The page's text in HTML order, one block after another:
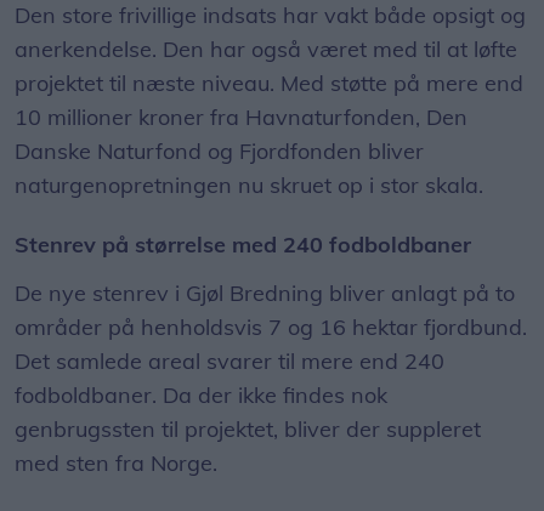
Den store frivillige indsats har vakt både opsigt og
anerkendelse. Den har også været med til at løfte
projektet til næste niveau. Med støtte på mere end
10 millioner kroner fra Havnaturfonden, Den
Danske Naturfond og Fjordfonden bliver
naturgenopretningen nu skruet op i stor skala.
Stenrev på størrelse med 240 fodboldbaner
De nye stenrev i Gjøl Bredning bliver anlagt på to
områder på henholdsvis 7 og 16 hektar fjordbund.
Det samlede areal svarer til mere end 240
fodboldbaner. Da der ikke findes nok
genbrugssten til projektet, bliver der suppleret
med sten fra Norge.